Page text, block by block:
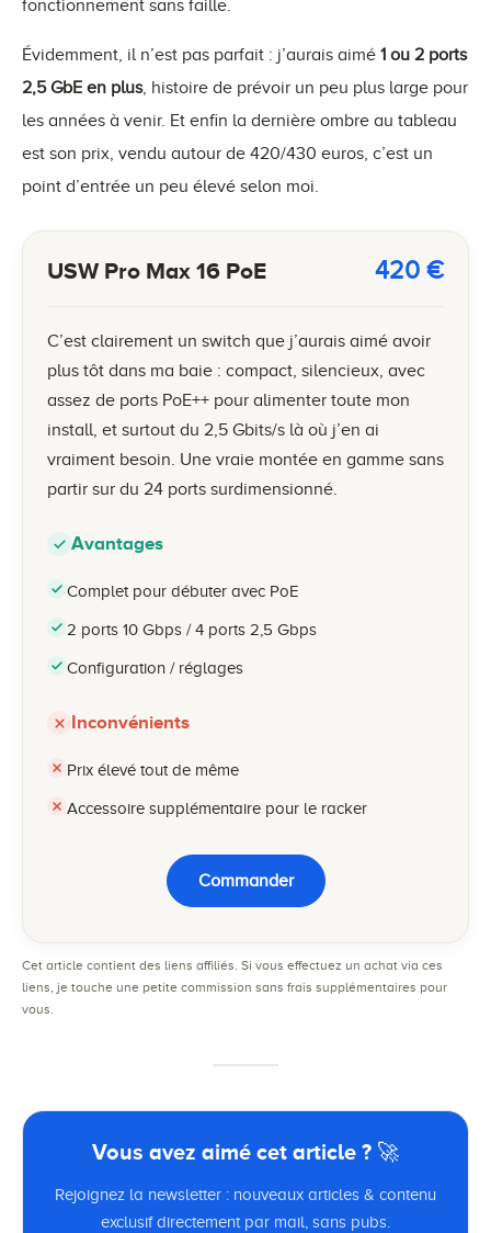
fonctionnement sans faille.
Évidemment, il n’est pas parfait : j’aurais aimé 1 ou 2 ports
2,5 GbE en plus, histoire de prévoir un peu plus large pour
les années à venir. Et enfin la dernière ombre au tableau
est son prix, vendu autour de 420/430 euros, c’est un
point d’entrée un peu élevé selon moi.
USW Pro Max 16 PoE 420 €
C’est clairement un switch que j’aurais aimé avoir
plus tôt dans ma baie : compact, silencieux, avec
assez de ports PoE++ pour alimenter toute mon
install, et surtout du 2,5 Gbits/s là où j’en ai
vraiment besoin. Une vraie montée en gamme sans
partir sur du 24 ports surdimensionné.
Avantages
Complet pour débuter avec PoE
2 ports 10 Gbps / 4 ports 2,5 Gbps
Configuration / réglages
Inconvénients
Prix élevé tout de même
Accessoire supplémentaire pour le racker
Commander
Cet article contient des liens affiliés. Si vous effectuez un achat via ces
liens, je touche une petite commission sans frais supplémentaires pour
vous.
Vous avez aimé cet article ? 🚀
Rejoignez la newsletter : nouveaux articles & contenu
exclusif directement par mail, sans pubs.